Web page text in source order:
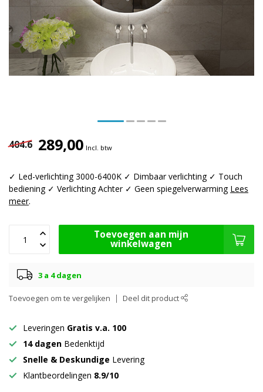
404.6 289,00 Incl. btw
✓ Led-verlichting 3000-6400K ✓ Dimbaar verlichting ✓ Touch
bediening ✓ Verlichting Achter ✓ Geen spiegelverwarming Lees
meer.
Toevoegen aan mijn
winkelwagen
3 a 4 dagen
Toevoegen om te vergelijken Deel dit product
Leveringen Gratis v.a. 100
14 dagen Bedenktijd
Snelle & Deskundige Levering
Klantbeordelingen 8.9/10